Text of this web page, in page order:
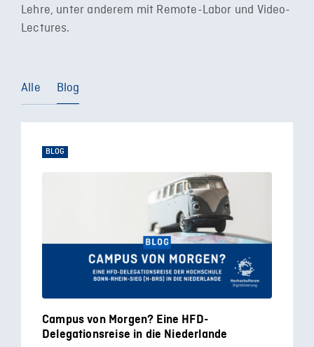
Lehre, unter anderem mit Remote-Labor und Video-
Lectures.
Alle Blog
BLOG
Campus von Morgen? Eine HFD-
Delegationsreise in die Niederlande